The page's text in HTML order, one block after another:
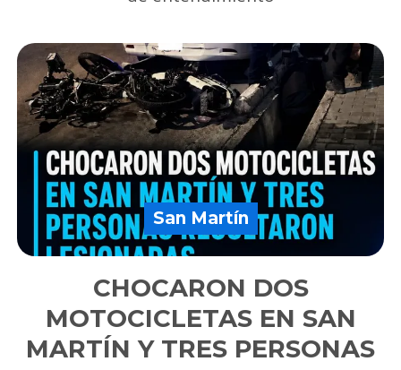
CHOCARON DOS
MOTOCICLETAS EN SAN
MARTÍN Y TRES PERSONAS
San Martín